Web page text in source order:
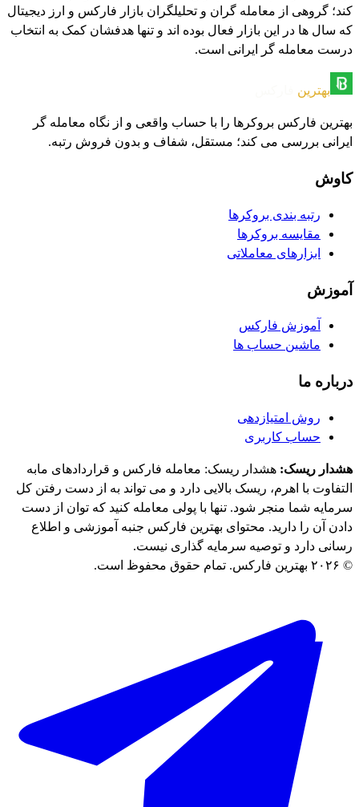
کند؛ گروهی از معامله گران و تحلیلگران بازار فارکس و ارز دیجیتال
که سال ها در این بازار فعال بوده اند و تنها هدفشان کمک به انتخاب
درست معامله گر ایرانی است.
بهترین
بهترین فارکس بروکرها را با حساب واقعی و از نگاه معامله گر
ایرانی بررسی می کند؛ مستقل، شفاف و بدون فروش رتبه.
کاوش
رتبه بندی بروکرها
مقایسه بروکرها
ابزارهای معاملاتی
آموزش
آموزش فارکس
ماشین حساب ها
درباره ما
روش امتیازدهی
حساب کاربری
هشدار ریسک: هشدار ریسک: معامله فارکس و قراردادهای مابه
التفاوت با اهرم، ریسک بالایی دارد و می تواند به از دست رفتن کل
سرمایه شما منجر شود. تنها با پولی معامله کنید که توان از دست
دادن آن را دارید. محتوای بهترین فارکس جنبه آموزشی و اطلاع
رسانی دارد و توصیه سرمایه گذاری نیست.
© ۲۰۲۶ بهترین فارکس. تمام حقوق محفوظ است.